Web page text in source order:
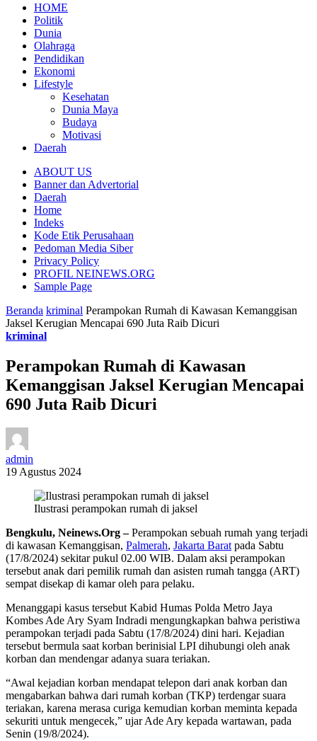
HOME
Politik
Dunia
Olahraga
Pendidikan
Ekonomi
Lifestyle
Kesehatan
Dunia Maya
Budaya
Motivasi
Daerah
ABOUT US
Banner dan Advertorial
Daerah
Home
Indeks
Kode Etik Perusahaan
Pedoman Media Siber
Privacy Policy
PROFIL NEINEWS.ORG
Sample Page
Beranda kriminal Perampokan Rumah di Kawasan Kemanggisan
Jaksel Kerugian Mencapai 690 Juta Raib Dicuri
kriminal
Perampokan Rumah di Kawasan
Kemanggisan Jaksel Kerugian Mencapai
690 Juta Raib Dicuri
admin
19 Agustus 2024
Ilustrasi perampokan rumah di jaksel
Bengkulu, Neinews.Org –Perampokan sebuah rumah yang terjadi
di kawasan Kemanggisan, Palmerah, Jakarta Baratpada Sabtu
(17/8/2024) sekitar pukul 02.00 WIB. Dalam aksi perampokan
tersebut anak dari pemilik rumah dan asisten rumah tangga (ART)
sempat disekap di kamar oleh para pelaku.
Menanggapi kasus tersebut Kabid Humas Polda Metro Jaya
Kombes Ade Ary Syam Indradi mengungkapkan bahwa peristiwa
perampokan terjadi pada Sabtu (17/8/2024) dini hari. Kejadian
tersebut bermula saat korban berinisial LPI dihubungi oleh anak
korban dan mendengar adanya suara teriakan.
“Awal kejadian korban mendapat telepon dari anak korban dan
mengabarkan bahwa dari rumah korban (TKP) terdengar suara
teriakan, karena merasa curiga kemudian korban meminta kepada
sekuriti untuk mengecek,” ujar Ade Ary kepada wartawan, pada
Senin (19/8/2024).